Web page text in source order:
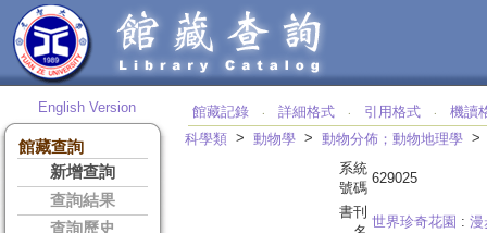
English Version
館藏查詢
新增查詢
查詢結果
查詢歷史
館藏記錄 ‧ 詳細格式 ‧ 引用格式 ‧
機讀
科學類 > 動物學 > 動物分佈；動物地理學
系統
號碼
629025
書刊
世界珍奇花園 : 漫